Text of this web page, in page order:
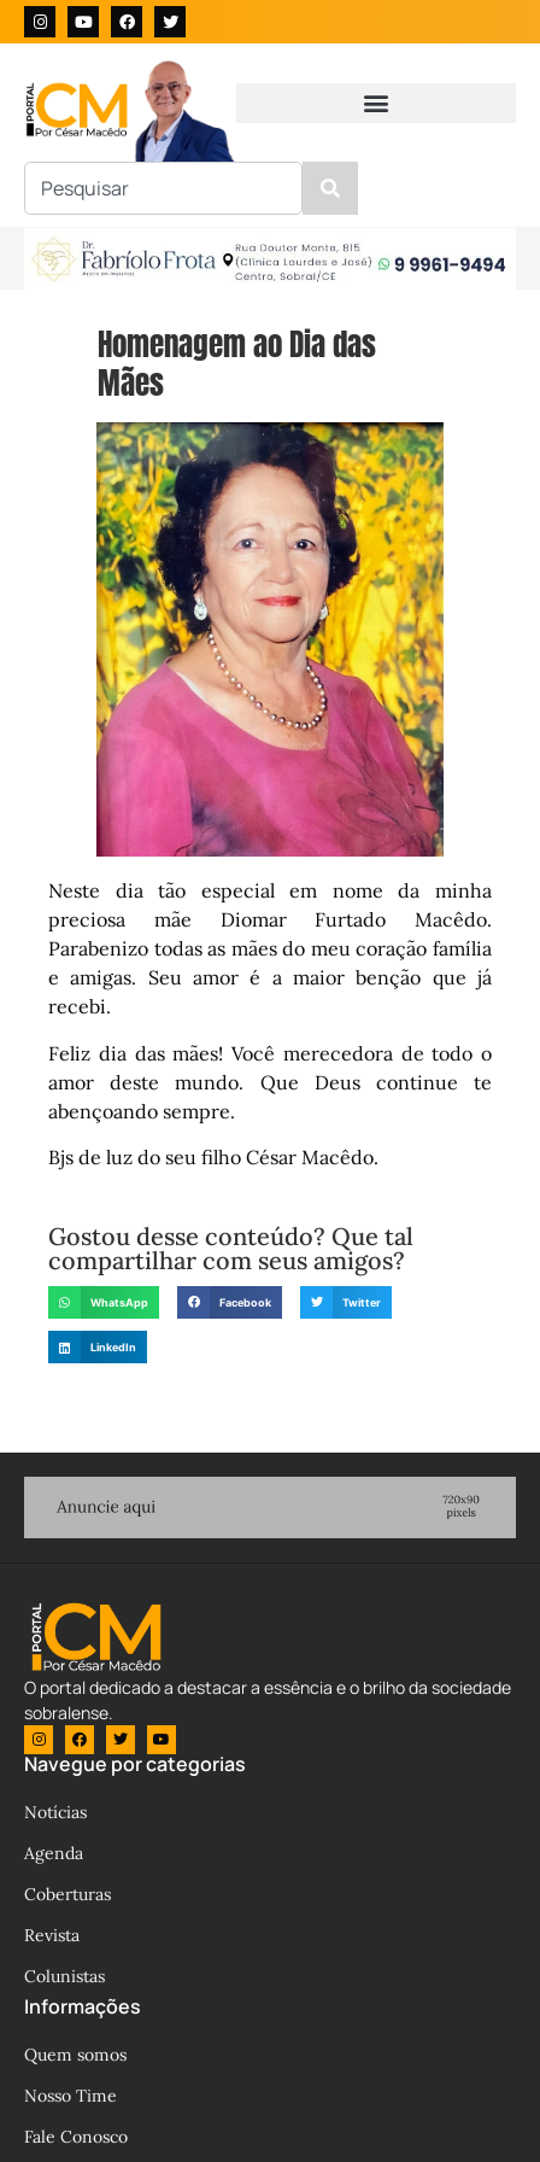
Homenagem ao Dia das
Mães
Neste dia tão especial em nome da minha
preciosa mãe Diomar Furtado Macêdo.
Parabenizo todas as mães do meu coração família
e amigas. Seu amor é a maior benção que já
recebi.
Feliz dia das mães! Você merecedora de todo o
amor deste mundo. Que Deus continue te
abençoando sempre.
Bjs de luz do seu filho César Macêdo.
Gostou desse conteúdo? Que tal
compartilhar com seus amigos?
WhatsApp Facebook Twitter
LinkedIn
O portal dedicado a destacar a essência e o brilho da sociedade
sobralense.
Navegue por categorias
Notícias
Agenda
Coberturas
Revista
Colunistas
Informações
Quem somos
Nosso Time
Fale Conosco